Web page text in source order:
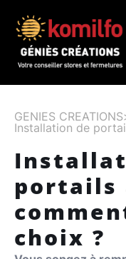
Extension de
Salles de bain
Dressing et
Mobilier et
Aménagement
Pergolas et
GENIES CREATIONS
Installation de
portails
choix ?